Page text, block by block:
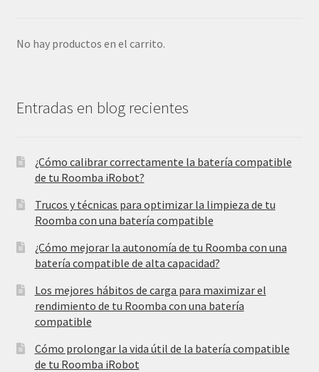
No hay productos en el carrito.
Entradas en blog recientes
¿Cómo calibrar correctamente la batería compatible
de tu Roomba iRobot?
Trucos y técnicas para optimizar la limpieza de tu
Roomba con una batería compatible
¿Cómo mejorar la autonomía de tu Roomba con una
batería compatible de alta capacidad?
Los mejores hábitos de carga para maximizar el
rendimiento de tu Roomba con una batería
compatible
Cómo prolongar la vida útil de la batería compatible
de tu Roomba iRobot